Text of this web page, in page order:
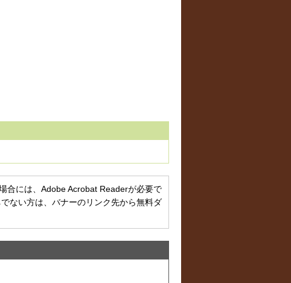
合には、Adobe Acrobat Readerが必要で
ない方は、バナーのリンク先から無料ダ